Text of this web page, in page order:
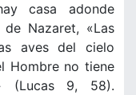
casa adonde
Nazaret, «Las
aves del cielo
Hombre no tiene
(Lucas 9, 58).